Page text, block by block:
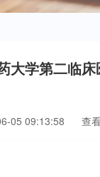
学第二临
05 09:13:58 查